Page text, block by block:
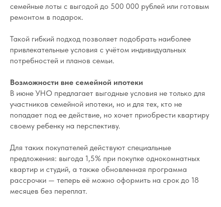
семейные лоты с выгодой до 500 000 рублей или готовым
ремонтом в подарок.
Такой гибкий подход позволяет подобрать наиболее
привлекательные условия с учётом индивидуальных
потребностей и планов семьи.
Возможности вне семейной ипотеки
В июне УНО предлагает выгодные условия не только для
участников семейной ипотеки, но и для тех, кто не
попадает под ее действие, но хочет приобрести квартиру
своему ребенку на перспективу.
Для таких покупателей действуют специальные
предложения: выгода 1,5% при покупке однокомнатных
квартир и студий, а также обновленная программа
рассрочки — теперь её можно оформить на срок до 18
месяцев без переплат.